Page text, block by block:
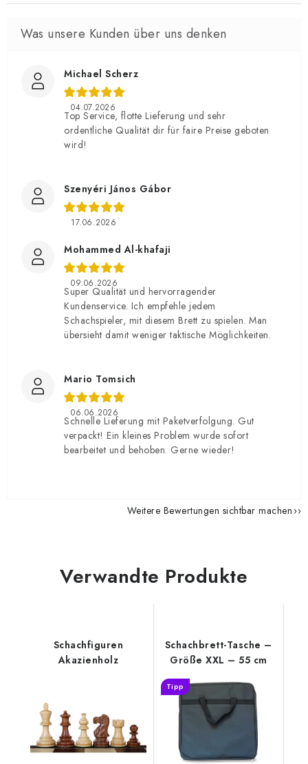
Michael Scherz
04.07.2026
Top Service, flotte Lieferung und sehr
ordentliche Qualität dir für faire Preise geboten
wird!
Szenyéri János Gábor
17.06.2026
Mohammed Al-khafaji
09.06.2026
Super Qualität und hervorragender
Kundenservice. Ich empfehle jedem
Schachspieler, mit diesem Brett zu spielen. Man
übersieht damit weniger taktische Möglichkeiten.
Mario Tomsich
06.06.2026
Schnelle Lieferung mit Paketverfolgung. Gut
verpackt! Ein kleines Problem wurde sofort
bearbeitet und behoben. Gerne wieder!
Weitere Bewertungen sichtbar machen
Verwandte Produkte
Schachfiguren
Akazienholz
Schachbrett-Tasche –
Größe XXL – 55 cm
Tipp